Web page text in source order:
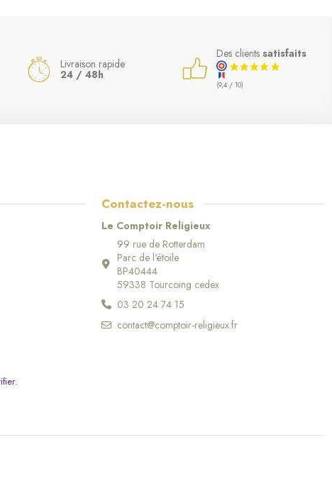
Livraison rapide
24 / 48h
Des clients satisfaits
(9,4 / 10)
Contactez-nous
Le Comptoir Religieux
99 rue de Rotterdam
Parc de l'étoile
BP40444
59338 Tourcoing cedex
03 20 24 74 15
contact@comptoir-religieux.fr
.